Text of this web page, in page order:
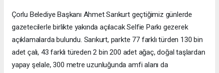
Çorlu Belediye Başkanı Ahmet Sarıkurt geçtiğimiz günlerde
gazetecilerle birlikte yakında açılacak Selfie Parkı gezerek
açıklamalarda bulundu. Sarıkurt, parkte 77 farklı türden 130 bin
adet çalı, 43 farklı türeden 2 bin 200 adet ağaç, doğal taşlardan
yapay şelale, 300 metre uzunluğunda amfi alanı da